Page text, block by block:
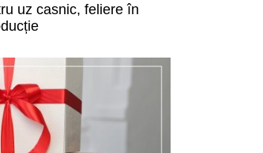
uz casnic, feliere în